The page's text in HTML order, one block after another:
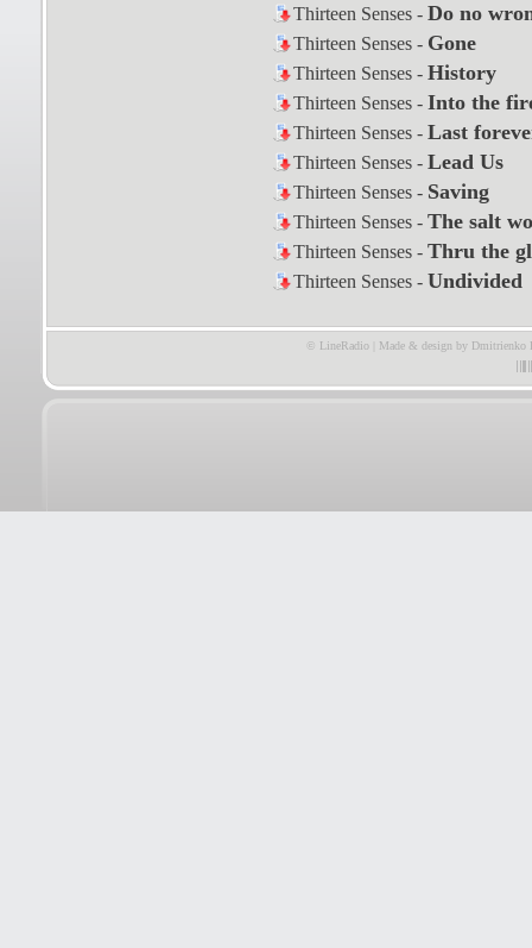
Thirteen Senses - Do no
Thirteen Senses - Gone
Thirteen Senses - History
Thirteen Senses - Into the
Thirteen Senses - Last
Thirteen Senses - Lead Us
Thirteen Senses - Saving
Thirteen Senses - The salt
Thirteen Senses - Thru the
Thirteen Senses - Undivided
© LineRadio | Made & design by Dmitrienko